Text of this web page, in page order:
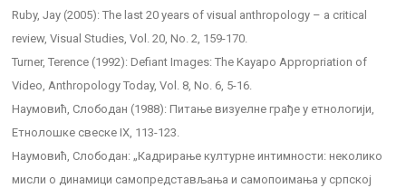
Ruby, Jay (2005): The last 20 years of visual anthropology – a critical
review, Visual Studies, Vol. 20, No. 2, 159-170.
Turner, Terence (1992): Defiant Images: The Kayapo Appropriation of
Video, Anthropology Today, Vol. 8, No. 6, 5-16.
Наумовић, Слободан (1988): Питање визуелне грађе у етнологији,
Етнолошке свеске IX, 113-123.
Наумовић, Слободан: „Кадрирање културне интимности: неколико
мисли о динамици самопредстављања и самопоимања у српској